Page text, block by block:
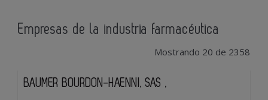
Empresas de la industria farmacéutica
Mostrando 20 de 2358
BAUMER BOURDON-HAENNI, SAS ,